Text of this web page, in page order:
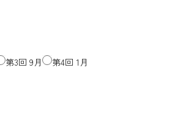
第3回 9月 第4回 1月